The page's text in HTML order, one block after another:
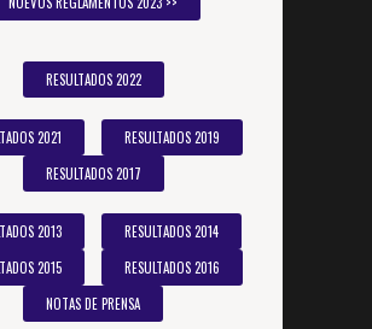
RESULTADOS 2022
2021
RESULTADOS 2019
RESULTADOS 2017
2013
RESULTADOS 2014
2015
RESULTADOS 2016
NOTAS DE PRENSA